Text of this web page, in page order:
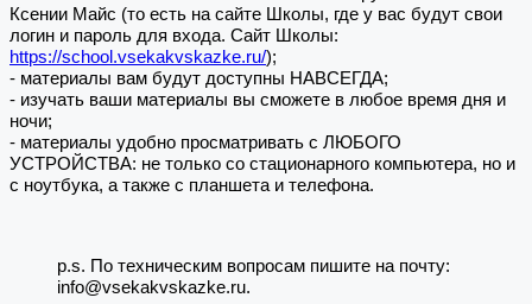
Ксении Майс (то есть на сайте Школы, где у вас будут свои
логин и пароль для входа. Сайт Школы:
https://school.vsekakvskazke.ru/);
- материалы вам будут доступны НАВСЕГДА;
- изучать ваши материалы вы сможете в любое время дня и
ночи;
- материалы удобно просматривать с ЛЮБОГО
УСТРОЙСТВА: не только со стационарного компьютера, но и
с ноутбука, а также с планшета и телефона.
p.s. По техническим вопросам пишите на почту:
info@vsekakvskazke.ru.